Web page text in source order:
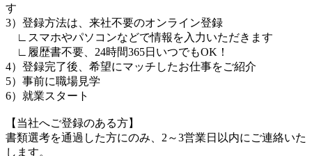
す
3）登録方法は、来社不要のオンライン登録
∟スマホやパソコンなどで情報を入力いただきます
∟履歴書不要、24時間365日いつでもOK！
4）登録完了後、希望にマッチしたお仕事をご紹介
5）事前に職場見学
6）就業スタート
【当社へご登録のある方】
書類選考を通過した方にのみ、2～3営業日以内にご連絡いた
します。